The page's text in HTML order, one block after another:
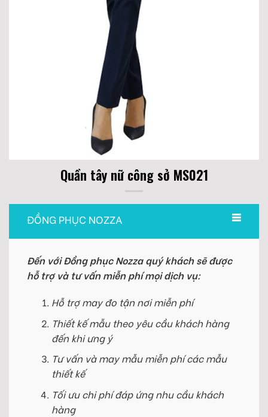
Quần tây nữ công sở MS021
ĐỒNG PHỤC NOZZA
Đến với Đồng phục Nozza quý khách sẽ được
hỗ trợ và tư vấn miễn phí mọi dịch vụ:
Hỗ trợ may đo tận nơi miễn phí
Thiết kế mẫu theo yêu cầu khách hàng
đến khi ưng ý
Tư vấn và may mẫu miễn phí các mẫu
thiết kế
Tối ưu chi phí đáp ứng nhu cầu khách
hàng